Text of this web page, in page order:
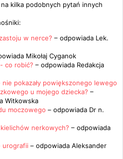
kilka podobnych pytań innych
w nerce? – odpowiada Lek.
Mikołaj Cyganok
co robić? – odpowiada Redakcja
pokazały powiększonego lewego
u mojego dziecka? –
Witkowska
moczowego – odpowiada Dr n.
nerkowych? – odpowiada
urografii – odpowiada Aleksander